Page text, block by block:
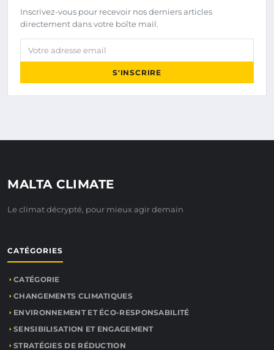
Inscrivez-vous pour recevoir nos derniers articles
directement dans votre boîte mail.
Votre adresse email
S'INSCRIRE
MALTA CLIMATE
Le climat décrypté, pour mieux agir demain
CATÉGORIES
CATÉGORIE
CHANGEMENTS CLIMATIQUES
ENVIRONNEMENT ET ÉCO-RESPONSABILITÉ
SENSIBILISATION ET ENGAGEMENT
STRATÉGIES DE RÉDUCTION